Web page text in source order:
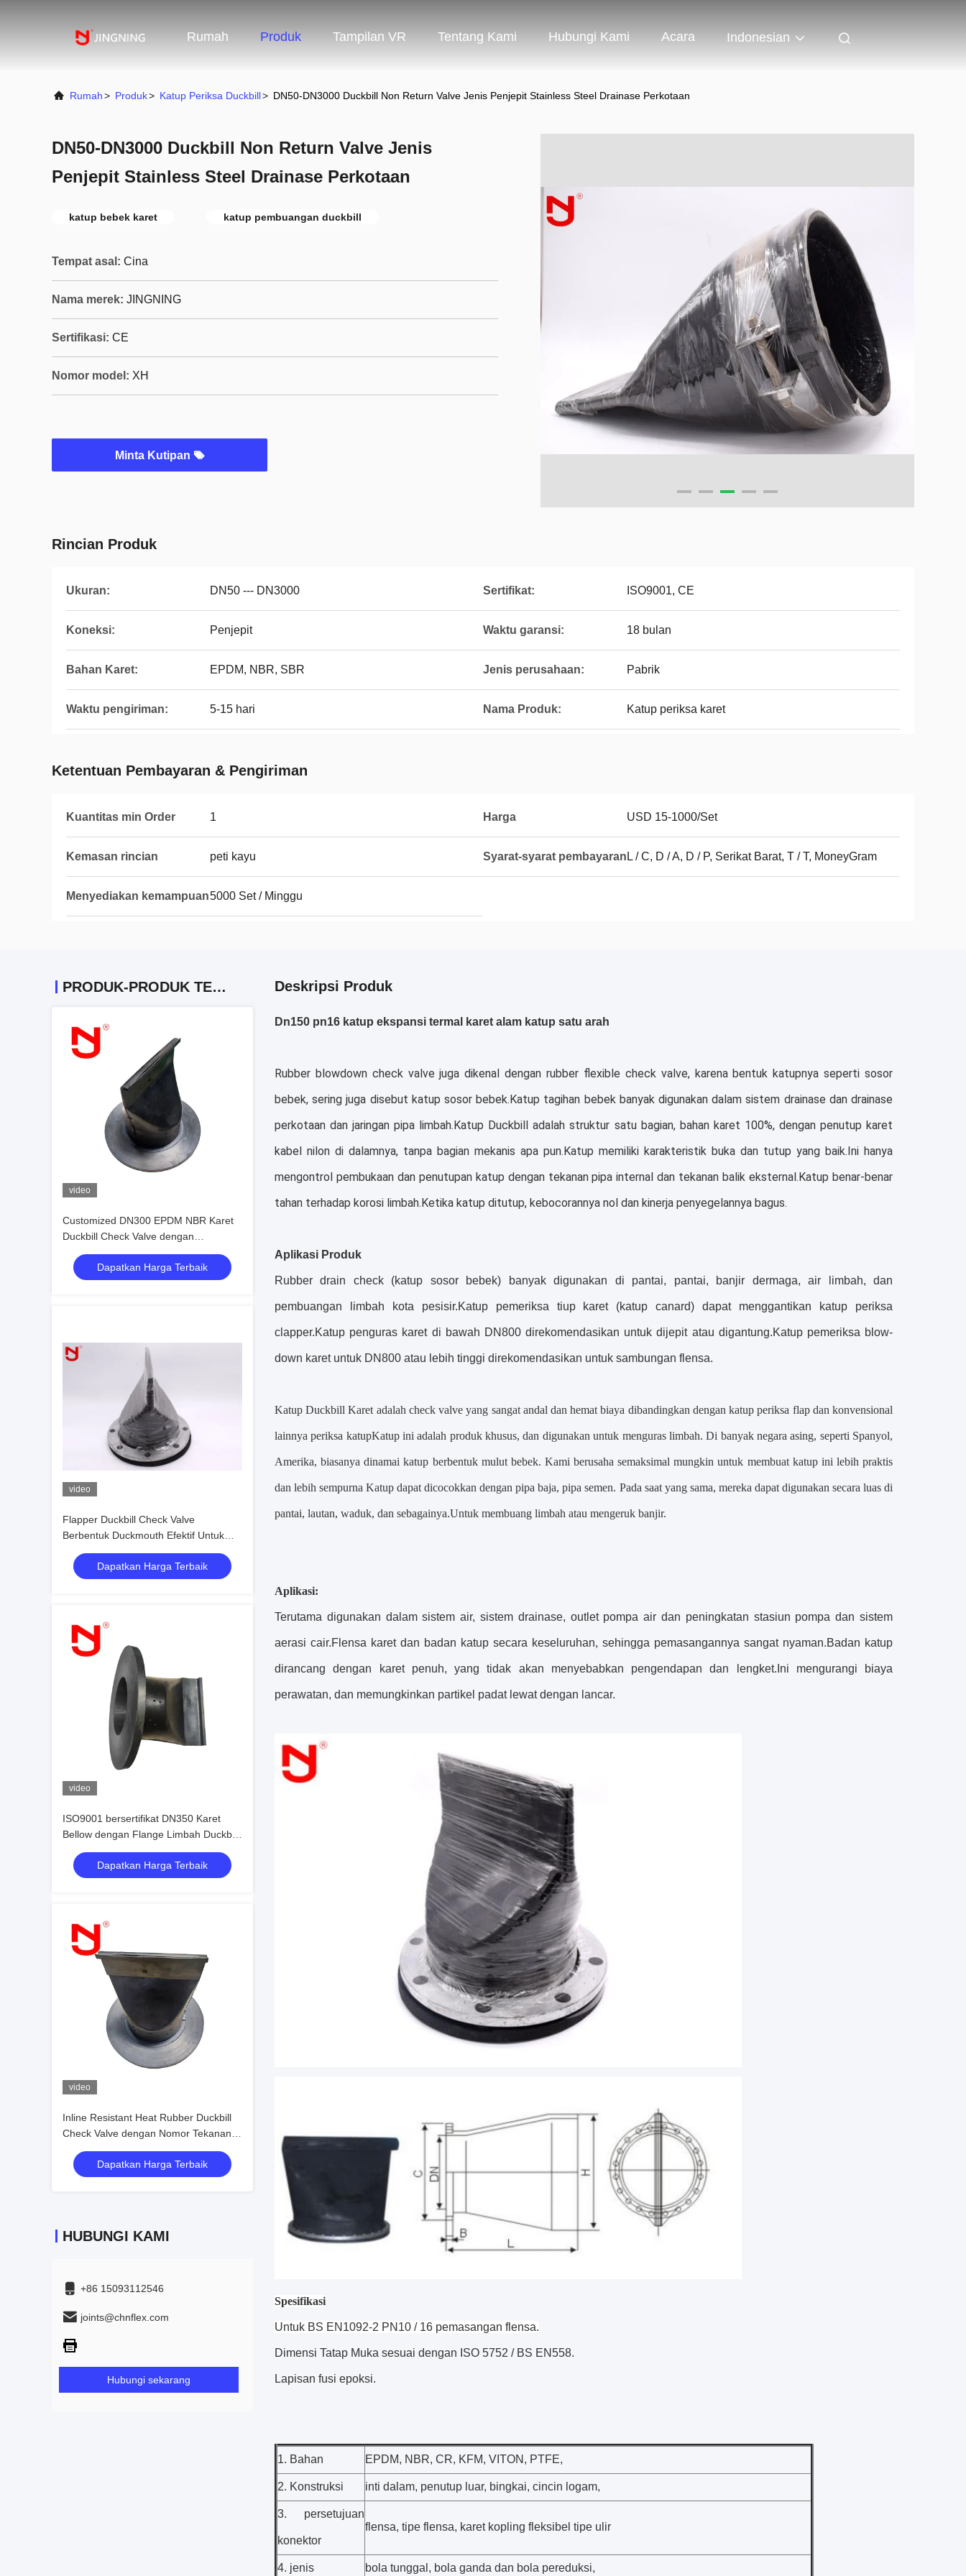
Rumah Produk Tampilan VR Tentang Kami Hubungi Kami Acara Indonesian
Rumah> Produk> Katup Periksa Duckbill> DN50-DN3000 Duckbill Non Return Valve Jenis Penjepit Stainless Steel Drainase Perkotaan
DN50-DN3000 Duckbill Non Return Valve Jenis
Penjepit Stainless Steel Drainase Perkotaan
katup bebek karet katup pembuangan duckbill
Tempat asal: Cina
Nama merek: JINGNING
Sertifikasi: CE
Nomor model: XH
Minta Kutipan
Rincian Produk
Ukuran: DN50 --- DN3000 Sertifikat: ISO9001, CE
Koneksi: Penjepit Waktu garansi: 18 bulan
Bahan Karet: EPDM, NBR, SBR Jenis perusahaan: Pabrik
Waktu pengiriman: 5-15 hari Nama Produk: Katup periksa karet
Ketentuan Pembayaran & Pengiriman
Kuantitas min Order 1 Harga USD 15-1000/Set
Kemasan rincian peti kayu Syarat-syarat pembayaran L / C, D / A, D / P, Serikat Barat, T / T, MoneyGram
Menyediakan kemampuan5000 Set / Minggu
PRODUK-PRODUK TERKAIT
video
Customized DN300 EPDM NBR Karet
Duckbill Check Valve dengan
pengalaman 20 tahun untuk aplikasi air
limbah
Dapatkan Harga Terbaik
video
Flapper Duckbill Check Valve
Berbentuk Duckmouth Efektif Untuk
Menguras Limbah
Dapatkan Harga Terbaik
video
ISO9001 bersertifikat DN350 Karet
Bellow dengan Flange Limbah Duckbill
Check Valve dengan 18 bulan Garansi
dan 20 tahun 'pengalaman
Dapatkan Harga Terbaik
video
Inline Resistant Heat Rubber Duckbill
Check Valve dengan Nomor Tekanan
1.0Mpa dan 1.6Mpa dalam warna
Hitam
Dapatkan Harga Terbaik
HUBUNGI KAMI
+86 15093112546
joints@chnflex.com
Hubungi sekarang
Deskripsi Produk
Dn150 pn16 katup ekspansi termal karet alam katup satu arah
Rubber blowdown check valve juga dikenal dengan rubber flexible check valve, karena bentuk katupnya seperti sosor
bebek, sering juga disebut katup sosor bebek.Katup tagihan bebek banyak digunakan dalam sistem drainase dan drainase
perkotaan dan jaringan pipa limbah.Katup Duckbill adalah struktur satu bagian, bahan karet 100%, dengan penutup karet
kabel nilon di dalamnya, tanpa bagian mekanis apa pun.Katup memiliki karakteristik buka dan tutup yang baik.Ini hanya
mengontrol pembukaan dan penutupan katup dengan tekanan pipa internal dan tekanan balik eksternal.Katup benar-benar
tahan terhadap korosi limbah.Ketika katup ditutup, kebocorannya nol dan kinerja penyegelannya bagus.
Aplikasi Produk
Rubber drain check (katup sosor bebek) banyak digunakan di pantai, pantai, banjir dermaga, air limbah, dan
pembuangan limbah kota pesisir.Katup pemeriksa tiup karet (katup canard) dapat menggantikan katup periksa
clapper.Katup penguras karet di bawah DN800 direkomendasikan untuk dijepit atau digantung.Katup pemeriksa blow-
down karet untuk DN800 atau lebih tinggi direkomendasikan untuk sambungan flensa.
Katup Duckbill Karet adalah check valve yang sangat andal dan hemat biaya dibandingkan dengan katup periksa flap dan konvensional
lainnyaperiksa katupKatup ini adalah produk khusus, dan digunakan untuk menguras limbah. Di banyak negara asing, seperti Spanyol,
Amerika, biasanya dinamai katup berbentuk mulut bebek. Kami berusaha semaksimal mungkin untuk membuat katup ini lebih praktis
dan lebih sempurna Katup dapat dicocokkan dengan pipa baja, pipa semen. Pada saat yang sama, mereka dapat digunakan secara luas di
pantai, lautan, waduk, dan sebagainya.Untuk membuang limbah atau mengeruk banjir.
Aplikasi:
Terutama digunakan dalam sistem air, sistem drainase, outlet pompa air dan peningkatan stasiun pompa dan sistem
aerasi cair.Flensa karet dan badan katup secara keseluruhan, sehingga pemasangannya sangat nyaman.Badan katup
dirancang dengan karet penuh, yangtidak akan menyebabkan pengendapan dan lengket.Ini mengurangi biaya
perawatan, dan memungkinkan partikel padat lewat dengan lancar.
Spesifikasi
Untuk BS EN1092-2 PN10 / 16 pemasangan flensa.
Dimensi Tatap Muka sesuai dengan ISO 5752 / BS EN558.
Lapisan fusi epoksi.
1. Bahan EPDM, NBR, CR, KFM, VITON, PTFE,
2. Konstruksi inti dalam, penutup luar, bingkai, cincin logam,
3. persetujuan
konektor
flensa, tipe flensa, karet kopling fleksibel tipe ulir
4. jenis bola tunggal, bola ganda dan bola pereduksi,